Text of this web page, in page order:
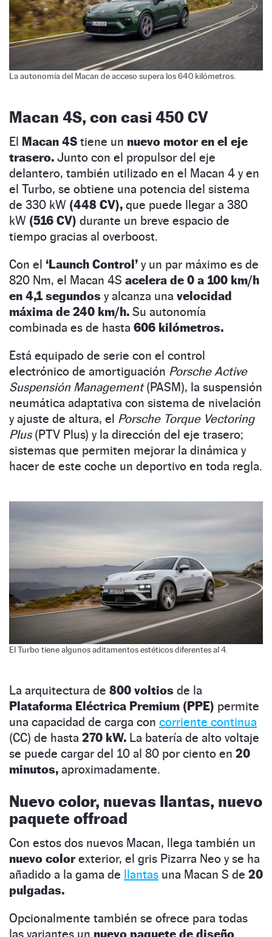
La autonomía del Macan de acceso supera los 640 kilómetros.
Macan 4S, con casi 450 CV
El Macan 4S tiene un nuevo motor en el eje
trasero. Junto con el propulsor del eje
delantero, también utilizado en el Macan 4 y en
el Turbo, se obtiene una potencia del sistema
de 330 kW (448 CV), que puede llegar a 380
kW (516 CV) durante un breve espacio de
tiempo gracias al overboost.
Con el ‘Launch Control’ y un par máximo es de
820 Nm, el Macan 4S acelera de 0 a 100 km/h
en 4,1 segundos y alcanza una velocidad
máxima de 240 km/h. Su autonomía
combinada es de hasta 606 kilómetros.
Está equipado de serie con el control
electrónico de amortiguación Porsche Active
Suspensión Management(PASM), la suspensión
neumática adaptativa con sistema de nivelación
y ajuste de altura, el Porsche Torque Vectoring
Plus(PTV Plus) y la dirección del eje trasero;
sistemas que permiten mejorar la dinámica y
hacer de este coche un deportivo en toda regla.
El Turbo tiene algunos aditamentos estéticos diferentes al 4.
La arquitectura de 800 voltios de la
Plataforma Eléctrica Premium (PPE) permite
una capacidad de carga con corriente continua
(CC) de hasta 270 kW. La batería de alto voltaje
se puede cargar del 10 al 80 por ciento en 20
minutos, aproximadamente.
Nuevo color, nuevas llantas, nuevo
paquete offroad
Con estos dos nuevos Macan, llega también un
nuevo colorexterior, el gris Pizarra Neo y se ha
añadido a la gama de llantas una Macan S de 20
pulgadas.
Opcionalmente también se ofrece para todas
las variantes un nuevo paquete de diseño